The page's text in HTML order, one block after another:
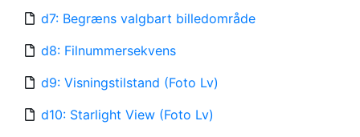
d7: Begræns valgbart billedområde
d8: Filnummersekvens
d9: Visningstilstand (Foto Lv)
d10: Starlight View (Foto Lv)